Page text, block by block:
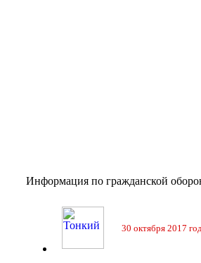
Информация по гражданской
30 октября 2017